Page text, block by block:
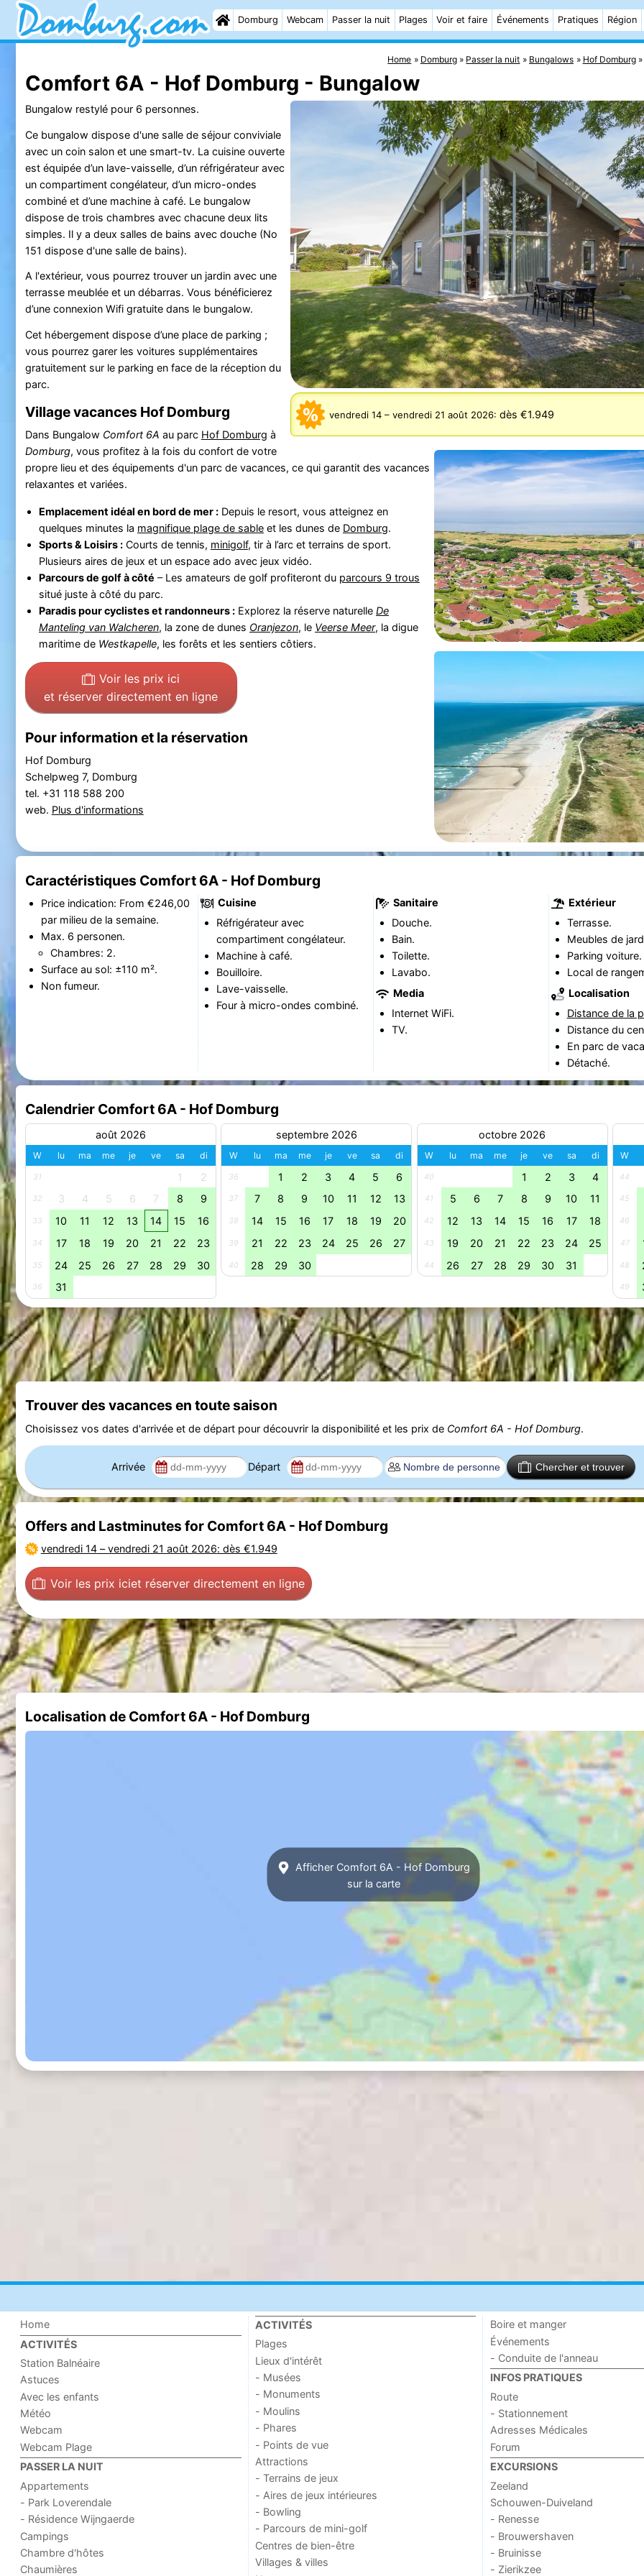
Domburg Webcam Passer la nuit Plages Voir et faire Événements Pratiques Région
Home Domburg Passer la nuit Bungalows Hof Domburg
Comfort 6A - Hof Domburg - Bungalow
vendredi 14– vendredi 21 août 2026: dès €1.949
Bungalow restylé pour 6 personnes.
Ce bungalow dispose d'une salle de séjour conviviale
avec un coin salon et une smart-tv. La cuisine ouverte
est équipée d’un lave-vaisselle, d’un réfrigérateur avec
un compartiment congélateur, d’un micro-ondes
combiné et d’une machine à café. Le bungalow
dispose de trois chambres avec chacune deux lits
simples. Il y a deux salles de bains avec douche (No
151 dispose d'une salle de bains).
A l'extérieur, vous pourrez trouver un jardin avec une
terrasse meublée et un débarras. Vous bénéficierez
d’une connexion Wifi gratuite dans le bungalow.
Cet hébergement dispose d’une place de parking ;
vous pourrez garer les voitures supplémentaires
gratuitement sur le parking en face de la réception du
parc.
Village vacances Hof Domburg
Dans Bungalow Comfort 6A au parc Hof Domburg à
Domburg, vous profitez à la fois du confort de votre
propre lieu et des équipements d'un parc de vacances, ce qui garantit des vacances
relaxantes et variées.
Emplacement idéal en bord de mer :Depuis le resort, vous atteignez en
quelques minutes la magnifique plage de sableet les dunes de Domburg.
Sports & Loisirs :Courts de tennis, minigolf, tir à l’arc et terrains de sport.
Plusieurs aires de jeux et un espace ado avec jeux vidéo.
Parcours de golf à côté – Les amateurs de golf profiteront du parcours 9 trous
situé juste à côté du parc.
Paradis pour cyclistes et randonneurs :Explorez la réserve naturelle De
Manteling van Walcheren, la zone de dunes Oranjezon, le Veerse Meer, la digue
maritime de Westkapelle, les forêts et les sentiers côtiers.
Voir les prix ici
et réserver directement en ligne
Pour information et la réservation
Hof Domburg
Schelpweg 7, Domburg
tel. +31 118 588 200
web. Plus d'informations
Caractéristiques Comfort 6A - Hof Domburg
Price indication: From €246,00
par milieu de la semaine.
Max. 6 personen.
Chambres: 2.
Surface au sol: ±110 m².
Non fumeur.
Cuisine
Réfrigérateur avec
compartiment congélateur.
Machine à café.
Bouilloire.
Lave-vaisselle.
Four à micro-ondes combiné.
Sanitaire
Douche.
Bain.
Toilette.
Lavabo.
Media
Internet WiFi.
TV.
Extérieur
Terrasse.
Meubles de
Parking voiture.
Local de
Localisation
Distance de la
Distance du
En parc de
Détaché.
Calendrier Comfort 6A - Hof Domburg
août 2026
W lu ma me je ve sa di
31 1 2
32 3 4 5 6 7 8 9
33 10 11 12 13 14 15 16
34 17 18 19 20 21 22 23
35 24 25 26 27 28 29 30
36 31
septembre 2026
W lu ma me je ve sa di
36 1 2 3 4 5 6
37 7 8 9 10 11 12 13
38 14 15 16 17 18 19 20
39 21 22 23 24 25 26 27
40 28 29 30
octobre 2026
W lu ma me je ve sa di
40 1 2 3 4
41 5 6 7 8 9 10 11
42 12 13 14 15 16 17 18
43 19 20 21 22 23 24 25
44 26 27 28 29 30 31
W
44
45
46
47
48
49
Trouver des vacances en toute saison
Choisissez vos dates d'arrivée et de départ pour découvrir la disponibilité et les prix de Comfort 6A - Hof Domburg.
Arrivée Départ Chercher et trouver
Offers and Lastminutes for Comfort 6A - Hof Domburg
vendredi 14–vendredi 21 août 2026: dès €1.949
Voir les prix iciet réserver directement en ligne
Localisation de Comfort 6A - Hof Domburg
Afficher Comfort 6A - Hof Domburg
sur la carte
Home
ACTIVITÉS
Station Balnéaire
Astuces
Avec les enfants
Météo
Webcam
Webcam Plage
PASSER LA NUIT
Appartements
- Park Loverendale
- Résidence Wijngaerde
Campings
Chambre d'hôtes
Chaumières
ACTIVITÉS
Plages
Lieux d'intérêt
- Musées
- Monuments
- Moulins
- Phares
- Points de vue
Attractions
- Terrains de jeux
- Aires de jeux intérieures
- Bowling
- Parcours de mini-golf
Centres de bien-être
Villages & villes
Boire et manger
Événements
- Conduite de l'anneau
INFOS PRATIQUES
Route
- Stationnement
Adresses Médicales
Forum
EXCURSIONS
Zeeland
Schouwen-Duiveland
- Renesse
- Brouwershaven
- Bruinisse
- Zierikzee